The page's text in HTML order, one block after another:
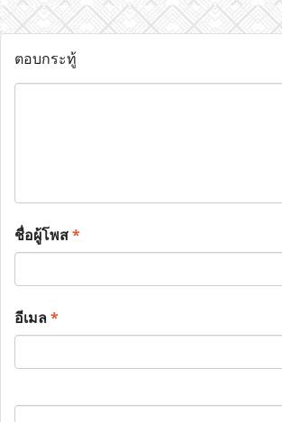
ตอบกระทู้
ชื่อผู้โพส*
อีเมล*